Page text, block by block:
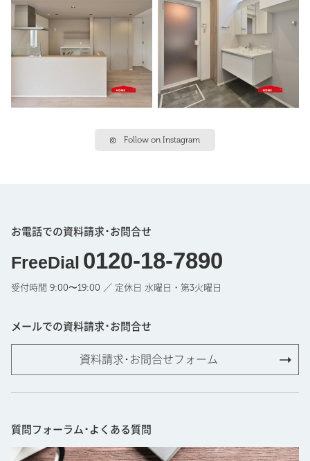
Follow on Instagram
お電話での資料請求･お問合せ
FreeDial 0120-18-7890
受付時間 9:00〜19:00 ／ 定休日 水曜日・第3火曜日
メールでの資料請求･お問合せ
資料請求･お問合せフォーム
質問フォーラム･よくある質問